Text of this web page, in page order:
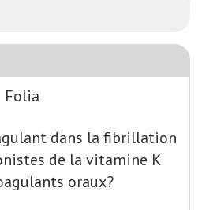
Folia
dans la fibrillation
de la vitamine K
oraux?